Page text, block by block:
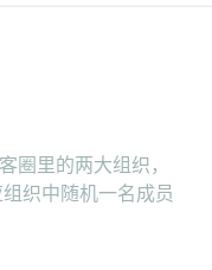
圈里的两大组织，
织中随机一名成员